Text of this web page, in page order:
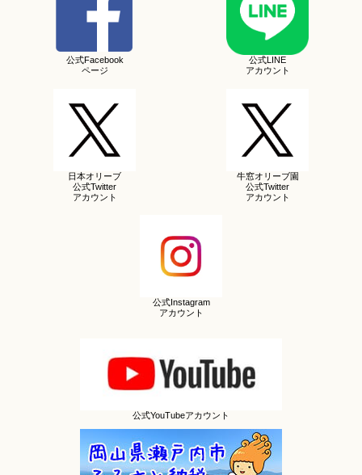
公式Facebook
ページ
公式LINE
アカウント
日本オリーブ
公式Twitter
アカウント
牛窓オリーブ園
公式Twitter
アカウント
公式Instagram
アカウント
公式YouTubeアカウント